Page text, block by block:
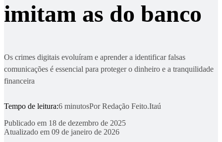
imitam as do banco
Os crimes digitais evoluíram e aprender a identificar falsas
comunicações é essencial para proteger o dinheiro e a tranquilidade
financeira
Tempo de leitura:6 minutosPorRedação Feito.Itaú
Publicado em 18 de dezembro de 2025
Atualizado em 09 de janeiro de 2026